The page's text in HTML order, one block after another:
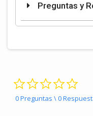
Preguntas y
0 Preguntas \ 0